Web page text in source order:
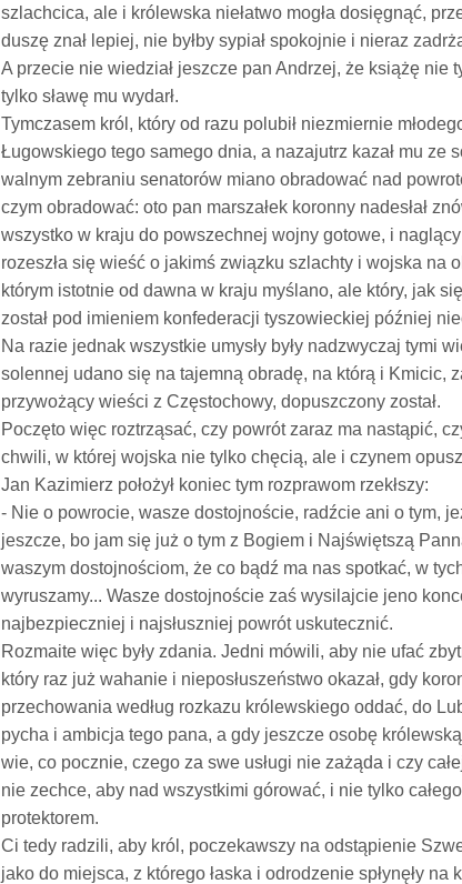
szlachcica, ale i królewska niełatwo mogła dosięgnąć,
duszę znał lepiej, nie byłby sypiał spokojnie i nieraz
A przecie nie wiedział jeszcze pan Andrzej, że książę nie
tylko sławę mu wydarł.
Tymczasem król, który od razu polubił niezmiernie
Ługowskiego tego samego dnia, a nazajutrz kazał mu ze
walnym zebraniu senatorów miano obradować nad
czym obradować: oto pan marszałek koronny nadesłał
wszystko w kraju do powszechnej wojny gotowe, i
rozeszła się wieść o jakimś związku szlachty i wojska na
którym istotnie od dawna w kraju myślano, ale który, jak
został pod imieniem konfederacji tyszowieckiej później
Na razie jednak wszystkie umysły były nadzwyczaj tymi
solennej udano się na tajemną obradę, na którą i Kmicic,
przywożący wieści z Częstochowy, dopuszczony został.
Poczęto więc roztrząsać, czy powrót zaraz ma nastąpić,
chwili, w której wojska nie tylko chęcią, ale i czynem
Jan Kazimierz położył koniec tym rozprawom rzekłszy:
- Nie o powrocie, wasze dostojnoście, radźcie ani o tym,
jeszcze, bo jam się już o tym z Bogiem i Najświętszą
waszym dostojnościom, że co bądź ma nas spotkać, w
wyruszamy... Wasze dostojnoście zaś wysilajcie jeno
najbezpieczniej i najsłuszniej powrót uskutecznić.
Rozmaite więc były zdania. Jedni mówili, aby nie ufać
który raz już wahanie i nieposłuszeństwo okazał, gdy
przechowania według rozkazu królewskiego oddać, do
pycha i ambicja tego pana, a gdy jeszcze osobę
wie, co pocznie, czego za swe usługi nie zażąda i czy
nie zechce, aby nad wszystkimi górować, i nie tylko
protektorem.
Ci tedy radzili, aby król, poczekawszy na odstąpienie
jako do miejsca, z którego łaska i odrodzenie spłynęły na